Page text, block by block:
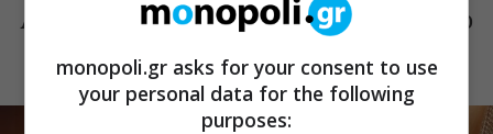
Αν δεν κάνουμε μεσογειακή διατροφή το
καλοκαίρι, πότε θα κάνουμε;
monopoli.gr asks for your consent to use
your personal data for the following
purposes: